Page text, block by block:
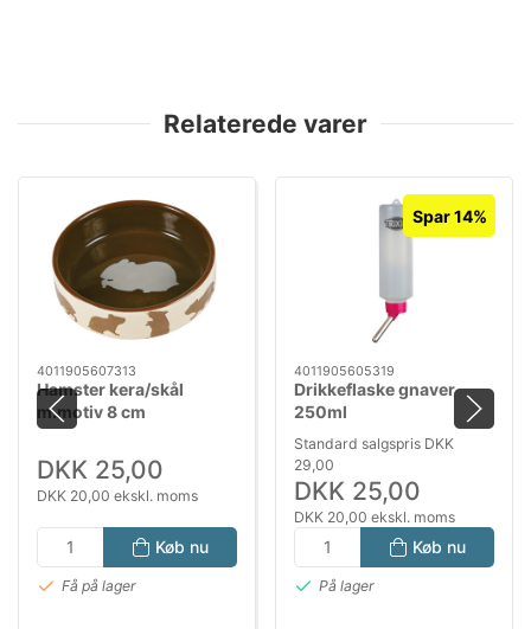
Relaterede varer
4011905607313
Hamster kera/skål
m.motiv 8 cm
DKK 25,00
DKK 20,00 ekskl. moms
Køb nu
Få på lager
Spar 14%
4011905605319
Drikkeflaske gnaver
250ml
Standard salgspris DKK
29,00
DKK 25,00
DKK 20,00 ekskl. moms
Køb nu
På lager